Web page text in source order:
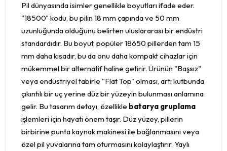
Pil dünyasında isimler genellikle boyutları ifade eder.
"18500" kodu, bu pilin 18 mm çapında ve 50 mm
uzunluğunda olduğunu belirten uluslararası bir endüstri
standardıdır. Bu boyut, popüler 18650 pillerden tam 15
mm daha kısadır, bu da onu daha kompakt cihazlar için
mükemmel bir alternatif haline getirir. Ürünün "Başsız"
veya endüstriyel tabirle "Flat Top" olması, artı kutbunda
çıkıntılı bir uç yerine düz bir yüzeyin bulunması anlamına
gelir. Bu tasarım detayı, özellikle batarya gruplama
işlemleri için hayati önem taşır. Düz yüzey, pillerin
birbirine punta kaynak makinesi ile bağlanmasını veya
özel pil yuvalarına tam oturmasını kolaylaştırır. Yaylı